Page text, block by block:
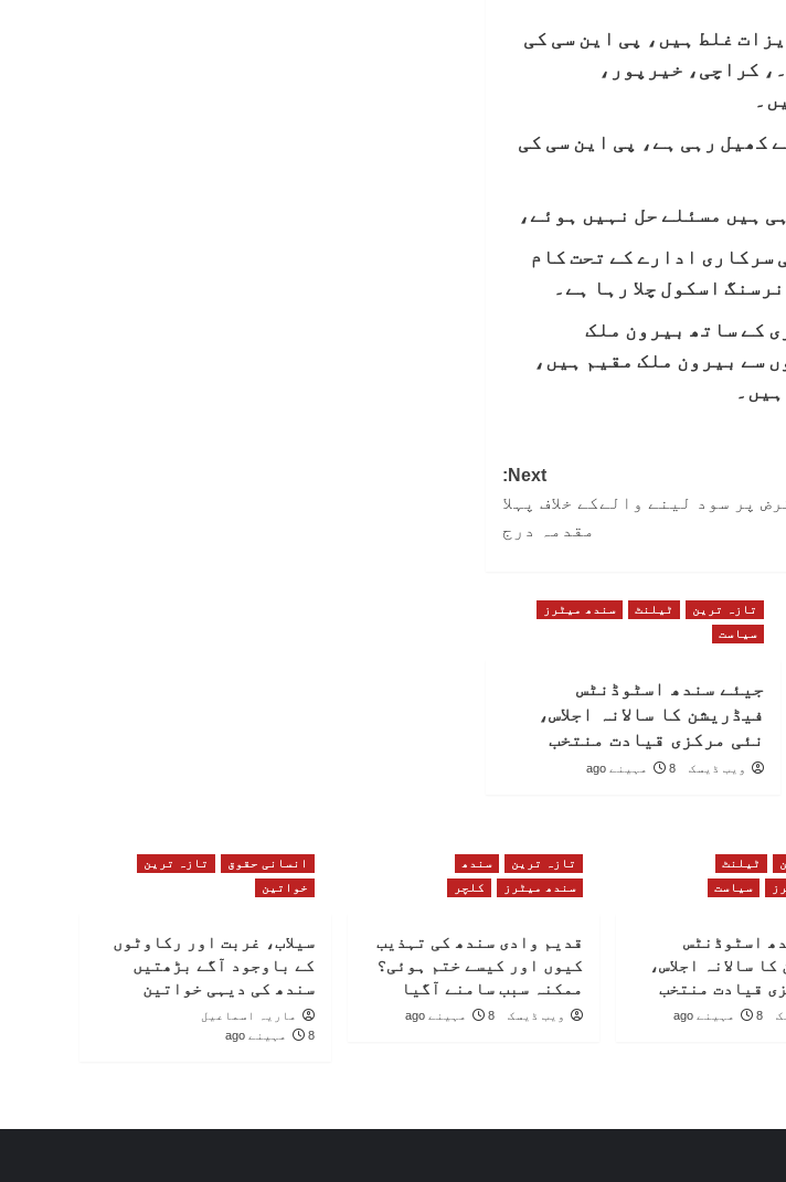
غلط ہیں، پی این سی کی
کراچی، خیرپور،
کھیل رہی ہے، پی این سی کی
ہیں مسئلے حل نہیں ہوئے،
سرکاری ادارے کے تحت کام
کے ساتھ بیرون ملک
سے بیرون ملک مقیم ہیں،
Next:
پر سود لینے والےکے خلاف پہلا
مقدمہ درج
تازہ ترین ٹیلنٹ
سندھ میٹرز
سیاست
جیئے سندھ اسٹوڈنٹس
فیڈریشن کا سالانہ اجلاس،
نئی مرکزی قیادت منتخب
ویب ڈیسک 8 مہینے ago
ٹیلنٹ
سیاست
اسٹوڈنٹس
سالانہ اجلاس،
قیادت منتخب
8 مہینے ago
تازہ ترین
سندھ
سندھ میٹرز
کلچر
قدیم وادی سندھ کی تہذیب
کیوں اور کیسے ختم ہوئی؟
ممکنہ سبب سامنے آگیا
ویب ڈیسک 8 مہینے ago
انسانی حقوق
تازہ ترین
خواتین
سیلاب، غربت اور رکاوٹوں
کے باوجود آگے بڑھتیں
سندھ کی دیہی خواتین
ماریہ اسماعیل
8 مہینے ago